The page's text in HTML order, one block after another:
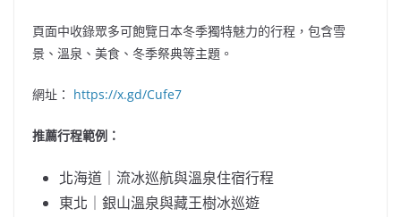
頁面中收錄眾多可飽覽日本冬季獨特魅力的行程，包含雪
景、溫泉、美食、冬季祭典等主題。
網址： https://x.gd/Cufe7
推薦行程範例：
北海道｜流冰巡航與溫泉住宿行程
東北｜銀山溫泉與藏王樹冰巡遊